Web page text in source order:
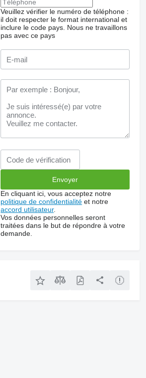
Veuillez vérifier le numéro de téléphone :
il doit respecter le format international et
inclure le code pays. Nous ne travaillons
pas avec ce pays
En cliquant ici, vous acceptez notre
politique de confidentialité et notre
accord utilisateur.
Vos données personnelles seront
traitées dans le but de répondre à votre
demande.